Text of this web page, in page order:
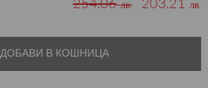
лв. лв.
ДОБАВИ В КОШНИЦА